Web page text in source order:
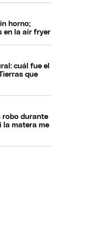
horno;
en la air fryer
cuál fue el
que
robo durante
la matera me